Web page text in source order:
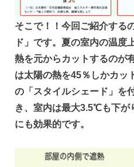
そこで！！今回ご紹介する
ド」です。夏の室内の温度
熱を元からカットするのが
は太陽の熱を45％しかカッ
の「スタイルシェード」を
き、室内は最大3.5℃も下が
にも効果的です。